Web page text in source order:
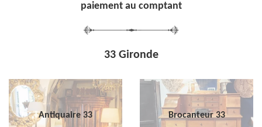
paiement au comptant
33 Gironde
Antiquaire 33 Brocanteur 33